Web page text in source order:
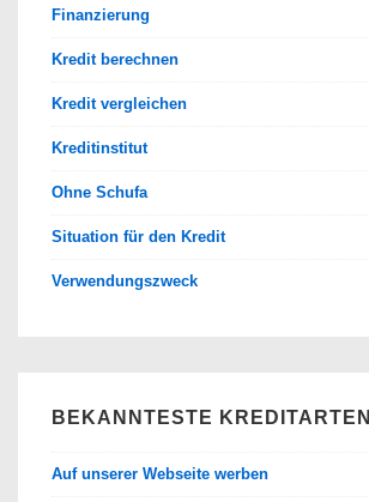
Finanzierung
Kredit berechnen
Kredit vergleichen
Kreditinstitut
Ohne Schufa
Situation für den Kredit
Verwendungszweck
BEKANNTESTE KREDITARTEN
Auf unserer Webseite werben